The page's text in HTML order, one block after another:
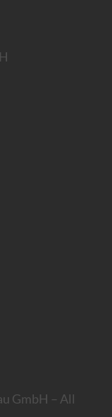
GmbH – All